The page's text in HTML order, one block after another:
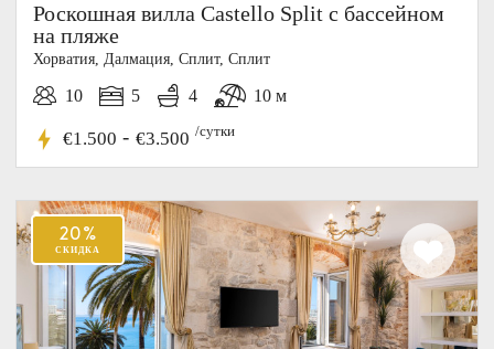
Роскошная вилла Castello Split с бассейном
на пляже
Хорватия, Далмация, Cплит, Сплит
10 5 4 10 м
€1.500 - €3.500 /сутки